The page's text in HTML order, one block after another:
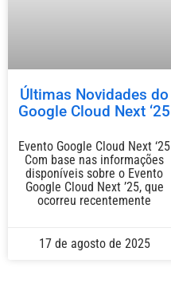
Últimas Novidades do
Google Cloud Next ‘25
Evento Google Cloud Next ‘25
Com base nas informações
disponíveis sobre o Evento
Google Cloud Next ’25, que
ocorreu recentemente
17 de agosto de 2025